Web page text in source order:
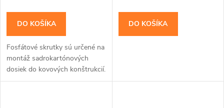
DO KOŠÍKA
Fosfátové skrutky sú určené na
montáž sadrokartónových
dosiek do kovových konštrukcií.
DO KOŠÍKA